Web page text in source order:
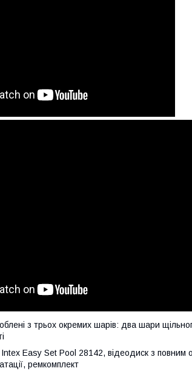
з трьох окремих шарів: два шари
Easy Set Pool 28142, відеодиск з повним
ремкомплект